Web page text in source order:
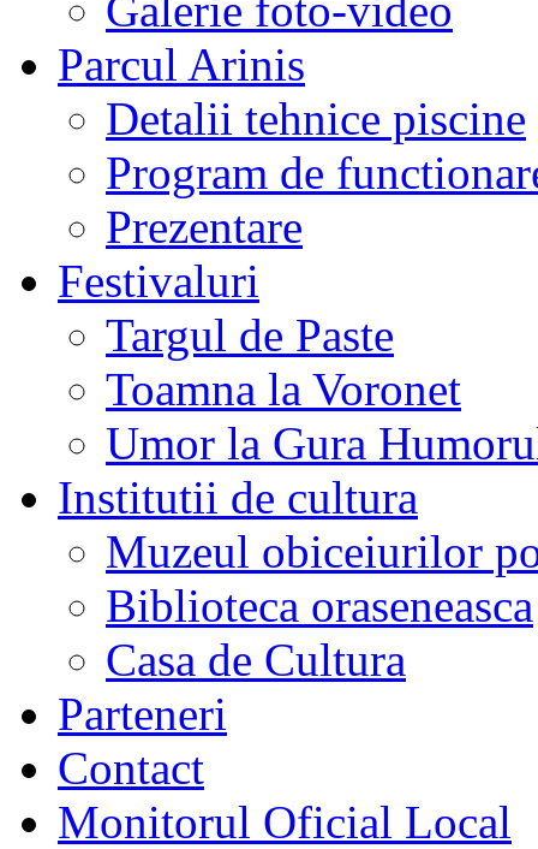
Parcul Arinis
Detalii tehnice piscine
Program de
Prezentare
Festivaluri
Targul de Paste
Toamna la Voronet
Umor la Gura
Institutii de cultura
Muzeul obiceiurilor
Biblioteca oraseneasca
Casa de Cultura
Parteneri
Contact
Monitorul Oficial Local